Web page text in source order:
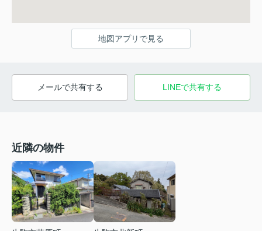
地図アプリで見る
メールで共有する LINEで共有する
近隣の物件